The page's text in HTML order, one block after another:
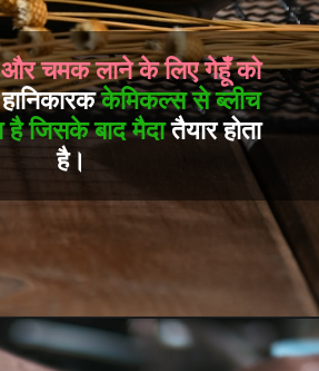
और चमक लाने के लिए गेहूँ को
केमिकल्स से ब्लीच
है जिसके बाद मैदातैयार होता
है।